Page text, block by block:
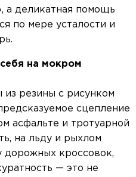
а деликатная помощь
по мере усталости и
на мокром
из резины с рисунком
сцепление
асфальте и тротуарной
на льду и рыхлом
дорожных кроссовок,
— это не